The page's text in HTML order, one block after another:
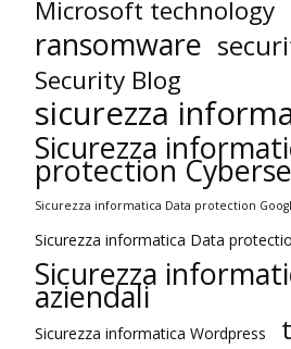
Microsoft technology
ransomware
Security Blog
sicurezza
Sicurezza
protection
Sicurezza informatica Data protection
Sicurezza informatica Data
Sicurezza
aziendali
Sicurezza informatica Wordpress